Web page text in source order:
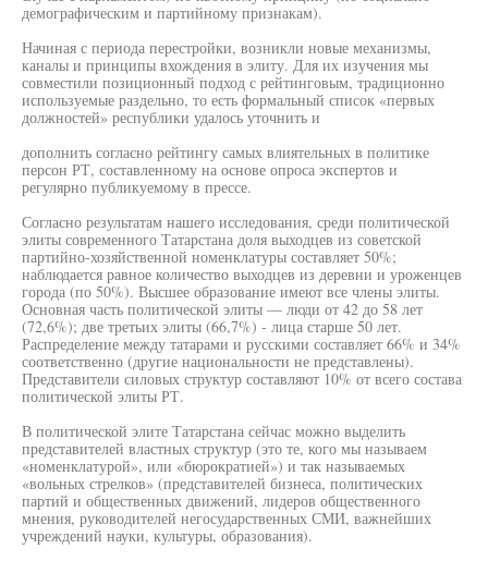
демографическим и партийному признакам).
Начиная с периода перестройки, возникли новые механизмы,
каналы и принципы вхождения в элиту. Для их изучения мы
совместили позиционный подход с рейтинговым, традиционно
используемые раздельно, то есть формальный список «первых
должностей» республики удалось уточнить и
дополнить согласно рейтингу самых влиятельных в политике
персон РТ, составленному на основе опроса экспертов и
регулярно публикуемому в прессе.
Согласно результатам нашего исследования, среди политической
элиты современного Татарстана доля выходцев из советской
партийно-хозяйственной номенклатуры составляет 50%;
наблюдается равное количество выходцев из деревни и уроженцев
города (по 50%). Высшее образование имеют все члены элиты.
Основная часть политической элиты — люди от 42 до 58 лет
(72,6%); две третьих элиты (66,7%) - лица старше 50 лет.
Распределение между татарами и русскими составляет 66% и 34%
соответственно (другие национальности не представлены).
Представители силовых структур составляют 10% от всего состава
политической элиты РТ.
В политической элите Татарстана сейчас можно выделить
представителей властных структур (это те, кого мы называем
«номенклатурой», или «бюрократией») и так называемых
«вольных стрелков» (представителей бизнеса, политических
партий и общественных движений, лидеров общественного
мнения, руководителей негосударственных СМИ, важнейших
учреждений науки, культуры, образования).